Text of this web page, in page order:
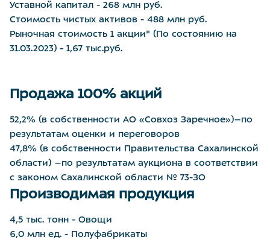
Уставной капитал - 268 млн руб.
Стоимость чистых активов - 488 млн руб.
Рыночная стоимость 1 акции* (По состоянию на
31.03.2023) - 1,67 тыс.руб.
Продажа 100% акций
52,2% (в собственности АО «Совхоз Заречное»)–по
результатам оценки и переговоров
47,8% (в собственности Правительства Сахалинской
области) –по результатам аукциона в соответствии
с законом Сахалинской области № 73-ЗО
Производимая продукция
4,5 тыс. тонн - Овощи
6,0 млн ед. - Полуфабрикаты